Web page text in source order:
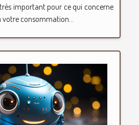
important pour ce qui concerne
votre consommation...